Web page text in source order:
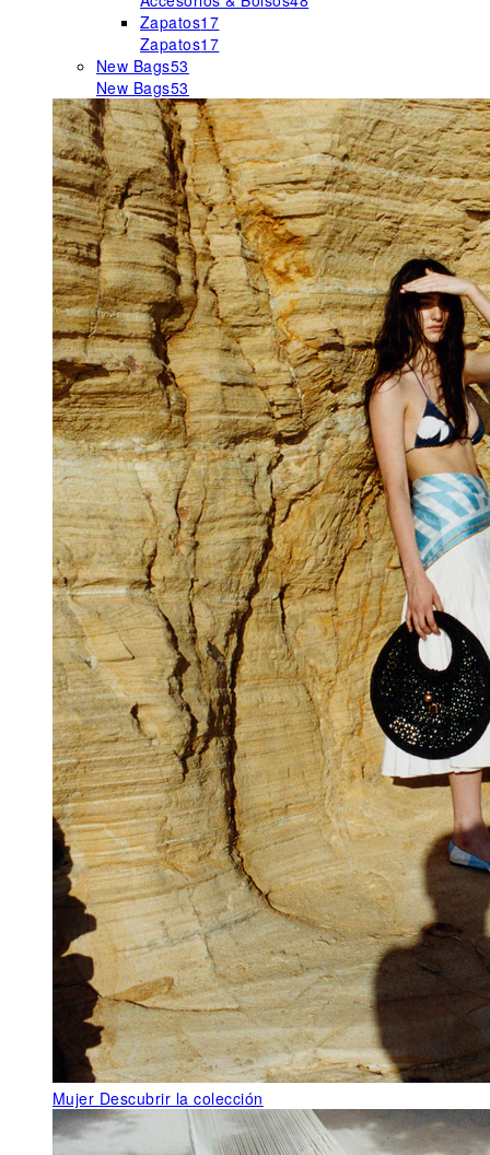
Zapatos17
Zapatos17
New Bags53
New Bags53
Mujer Descubrir la colección